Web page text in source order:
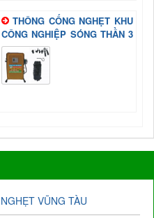
THÔNG CỐNG NGHẸT KHU
CÔNG NGHIỆP SÓNG THẦN 3
BÌNH DƯƠNG
VŨNG TÀU